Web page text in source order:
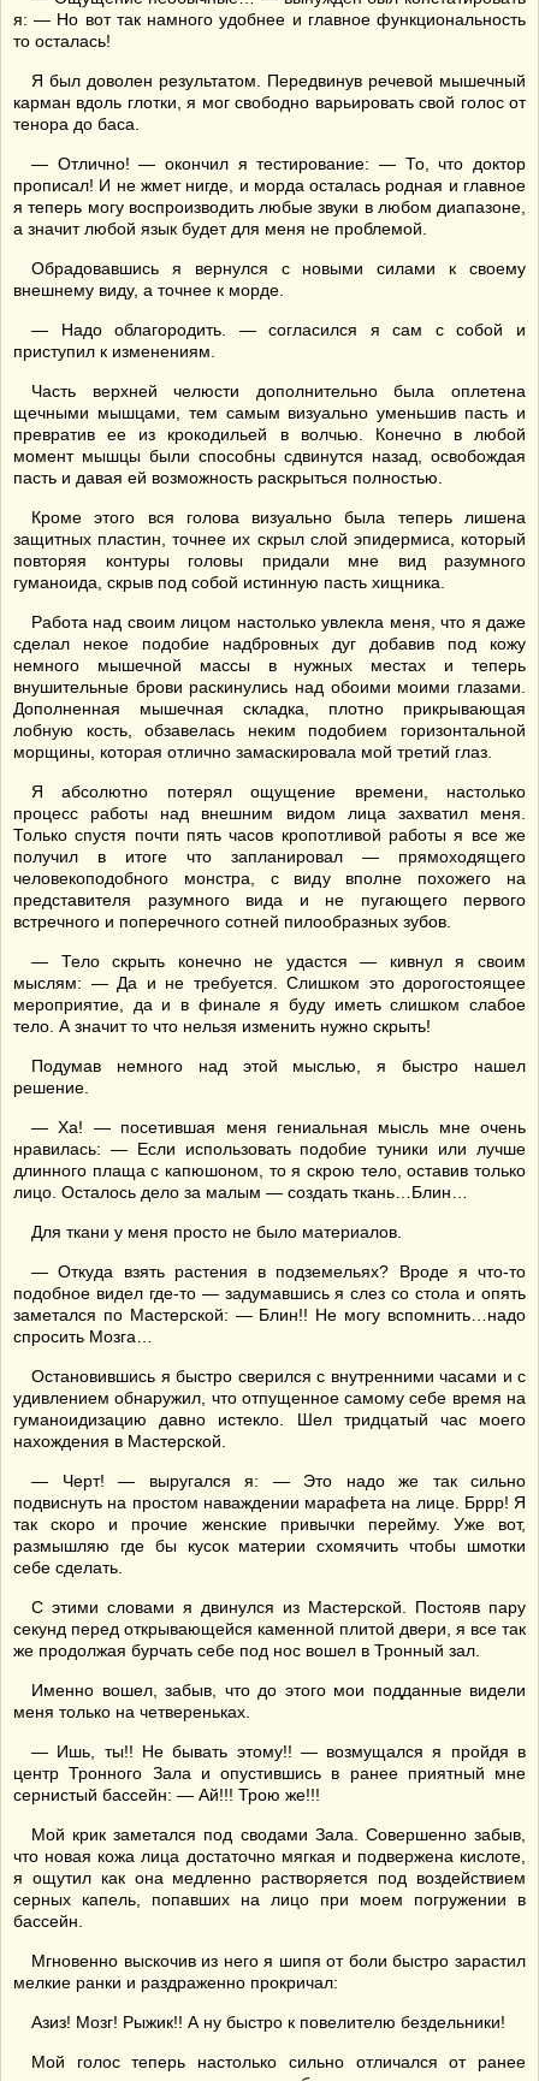
я: — Но вот так намного удобнее и главное функциональность
то осталась!
Я был доволен результатом. Передвинув речевой мышечный
карман вдоль глотки, я мог свободно варьировать свой голос от
тенора до баса.
— Отлично! — окончил я тестирование: — То, что доктор
прописал! И не жмет нигде, и морда осталась родная и главное
я теперь могу воспроизводить любые звуки в любом диапазоне,
а значит любой язык будет для меня не проблемой.
Обрадовавшись я вернулся с новыми силами к своему
внешнему виду, а точнее к морде.
— Надо облагородить. — согласился я сам с собой и
приступил к изменениям.
Часть верхней челюсти дополнительно была оплетена
щечными мышцами, тем самым визуально уменьшив пасть и
превратив ее из крокодильей в волчью. Конечно в любой
момент мышцы были способны сдвинутся назад, освобождая
пасть и давая ей возможность раскрыться полностью.
Кроме этого вся голова визуально была теперь лишена
защитных пластин, точнее их скрыл слой эпидермиса, который
повторяя контуры головы придали мне вид разумного
гуманоида, скрыв под собой истинную пасть хищника.
Работа над своим лицом настолько увлекла меня, что я даже
сделал некое подобие надбровных дуг добавив под кожу
немного мышечной массы в нужных местах и теперь
внушительные брови раскинулись над обоими моими глазами.
Дополненная мышечная складка, плотно прикрывающая
лобную кость, обзавелась неким подобием горизонтальной
морщины, которая отлично замаскировала мой третий глаз.
Я абсолютно потерял ощущение времени, настолько
процесс работы над внешним видом лица захватил меня.
Только спустя почти пять часов кропотливой работы я все же
получил в итоге что запланировал — прямоходящего
человекоподобного монстра, с виду вполне похожего на
представителя разумного вида и не пугающего первого
встречного и поперечного сотней пилообразных зубов.
— Тело скрыть конечно не удастся — кивнул я своим
мыслям: — Да и не требуется. Слишком это дорогостоящее
мероприятие, да и в финале я буду иметь слишком слабое
тело. А значит то что нельзя изменить нужно скрыть!
Подумав немного над этой мыслью, я быстро нашел
решение.
— Ха! — посетившая меня гениальная мысль мне очень
нравилась: — Если использовать подобие туники или лучше
длинного плаща с капюшоном, то я скрою тело, оставив только
лицо. Осталось дело за малым — создать ткань…Блин…
Для ткани у меня просто не было материалов.
— Откуда взять растения в подземельях? Вроде я что-то
подобное видел где-то — задумавшись я слез со стола и опять
заметался по Мастерской: — Блин!! Не могу вспомнить…надо
спросить Мозга…
Остановившись я быстро сверился с внутренними часами и с
удивлением обнаружил, что отпущенное самому себе время на
гуманоидизацию давно истекло. Шел тридцатый час моего
нахождения в Мастерской.
— Черт! — выругался я: — Это надо же так сильно
подвиснуть на простом наваждении марафета на лице. Бррр! Я
так скоро и прочие женские привычки перейму. Уже вот,
размышляю где бы кусок материи схомячить чтобы шмотки
себе сделать.
С этими словами я двинулся из Мастерской. Постояв пару
секунд перед открывающейся каменной плитой двери, я все так
же продолжая бурчать себе под нос вошел в Тронный зал.
Именно вошел, забыв, что до этого мои подданные видели
меня только на четвереньках.
— Ишь, ты!! Не бывать этому!! — возмущался я пройдя в
центр Тронного Зала и опустившись в ранее приятный мне
сернистый бассейн: — Ай!!! Трою же!!!
Мой крик заметался под сводами Зала. Совершенно забыв,
что новая кожа лица достаточно мягкая и подвержена кислоте,
я ощутил как она медленно растворяется под воздействием
серных капель, попавших на лицо при моем погружении в
бассейн.
Мгновенно выскочив из него я шипя от боли быстро зарастил
мелкие ранки и раздраженно прокричал:
Азиз! Мозг! Рыжик!! А ну быстро к повелителю бездельники!
Мой голос теперь настолько сильно отличался от ранее